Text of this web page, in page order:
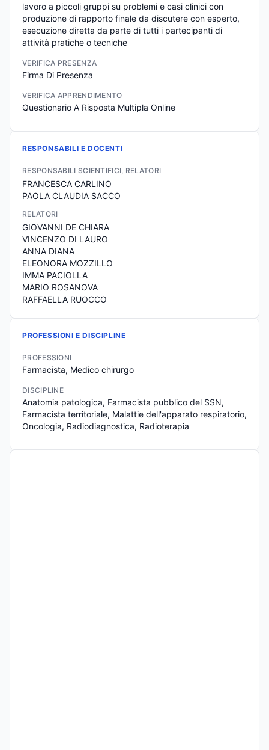
lavoro a piccoli gruppi su problemi e casi clinici con
produzione di rapporto finale da discutere con esperto,
esecuzione diretta da parte di tutti i partecipanti di
attività pratiche o tecniche
VERIFICA PRESENZA
Firma Di Presenza
VERIFICA APPRENDIMENTO
Questionario A Risposta Multipla Online
RESPONSABILI E DOCENTI
RESPONSABILI SCIENTIFICI, RELATORI
FRANCESCA CARLINO
PAOLA CLAUDIA SACCO
RELATORI
GIOVANNI DE CHIARA
VINCENZO DI LAURO
ANNA DIANA
ELEONORA MOZZILLO
IMMA PACIOLLA
MARIO ROSANOVA
RAFFAELLA RUOCCO
PROFESSIONI E DISCIPLINE
PROFESSIONI
Farmacista, Medico chirurgo
DISCIPLINE
Anatomia patologica, Farmacista pubblico del SSN,
Farmacista territoriale, Malattie dell'apparato respiratorio,
Oncologia, Radiodiagnostica, Radioterapia